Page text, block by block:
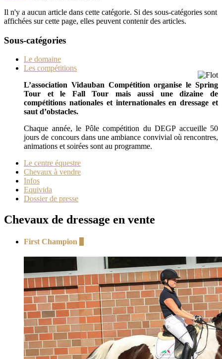
Il n'y a aucun article dans cette catégorie. Si des sous-catégories sont
affichées sur cette page, elles peuvent contenir des articles.
Sous-catégories
Le domaine
Les compétitions
L’association Vidauban Compétition organise le Spring
Tour et le Fall Tour mais aussi une dizaine de
compétitions nationales et internationales en dressage et
saut d’obstacles.
Chaque année, le Pôle compétition du DEGP accueille 50
jours de concours dans une ambiance convivial où rencontres,
animations et soirées sont au programme.
Le centre équestre
Chevaux à vendre
Infos
Equivida
Dossier de presse
Chevaux de dressage en vente
First Champion